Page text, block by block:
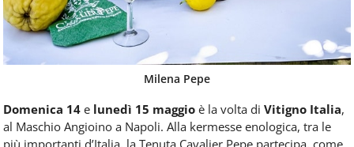
Milena Pepe
Domenica 14 e lunedì 15 maggio è la volta di Vitigno Italia,
al Maschio Angioino a Napoli. Alla kermesse enologica, tra le
più importanti d’Italia, la Tenuta Cavalier Pepe partecipa, come